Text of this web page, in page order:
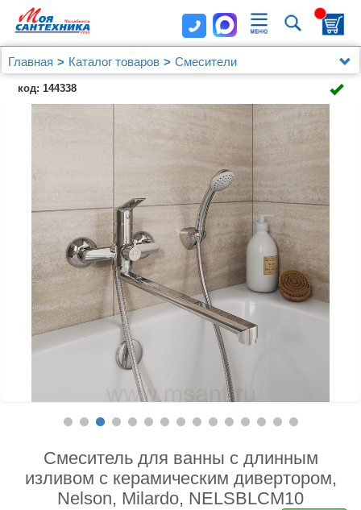
Главная Каталог товаров
Смесители
Для ванны с душем
Смеситель для ванны с длинным изливом с
керамическим дивертором, Nelson, Milardo,
код: 144338
Смеситель для ванны с длинным
изливом с керамическим дивертором,
Nelson, Milardo, NELSBLCM10